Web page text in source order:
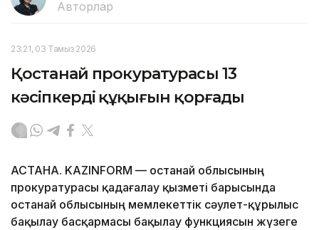
Авторлар
23:21, 03 Тамыз 2026
Қостанай прокуратурасы 13
кәсіпкердің құқығын қорғады
АСТАНА. KAZINFORM — Қостанай облысының
прокуратурасы қадағалау қызметі барысында
Қостанай облысының мемлекеттік сәулет-құрылыс
бақылау басқармасы бақылау функциясын жүзеге